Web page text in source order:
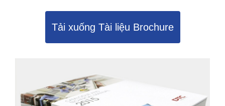
Tải xuống Tài liệu Brochure